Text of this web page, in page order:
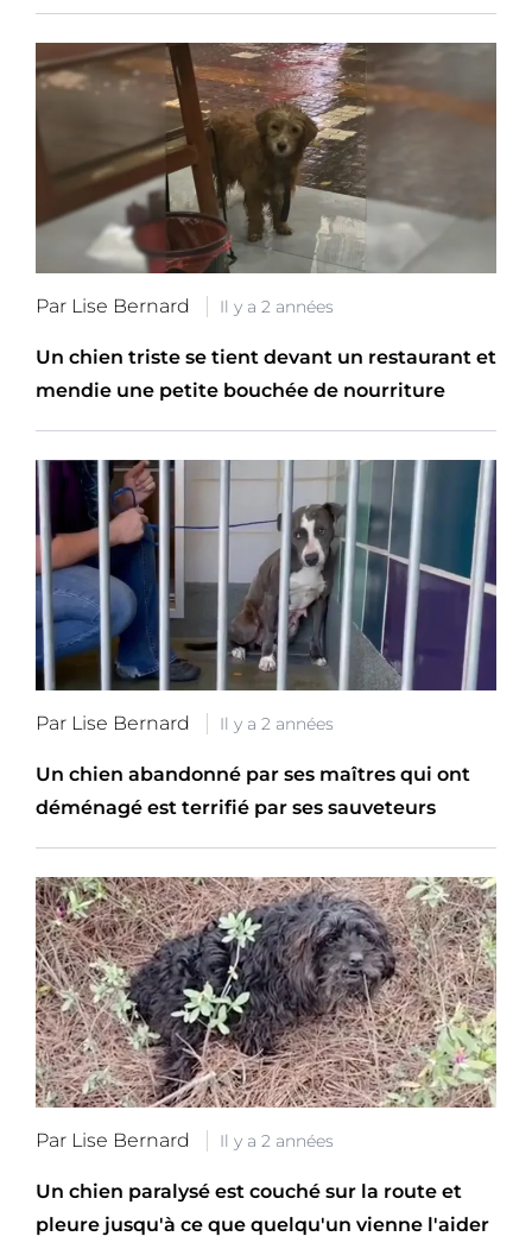
Par Lise Bernard Il y a 2 années
Un chien triste se tient devant un restaurant et
mendie une petite bouchée de nourriture
Par Lise Bernard Il y a 2 années
Un chien abandonné par ses maîtres qui ont
déménagé est terrifié par ses sauveteurs
Par Lise Bernard Il y a 2 années
Un chien paralysé est couché sur la route et
pleure jusqu'à ce que quelqu'un vienne l'aider